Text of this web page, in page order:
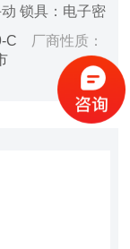
锁具：电子密
梯式活动层板
内部尺寸：
色：黄色/蓝色
功率：50W
C 厂商性质：